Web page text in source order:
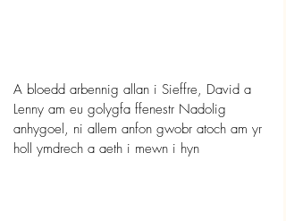
A bloedd arbennig allan i Sieffre, David a
Lenny am eu golygfa ffenestr Nadolig
anhygoel, ni allem anfon gwobr atoch am yr
holl ymdrech a aeth i mewn i hyn